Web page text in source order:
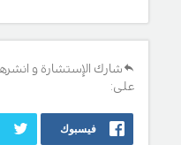
شارك الإستشارة و
على:
فيسبوك